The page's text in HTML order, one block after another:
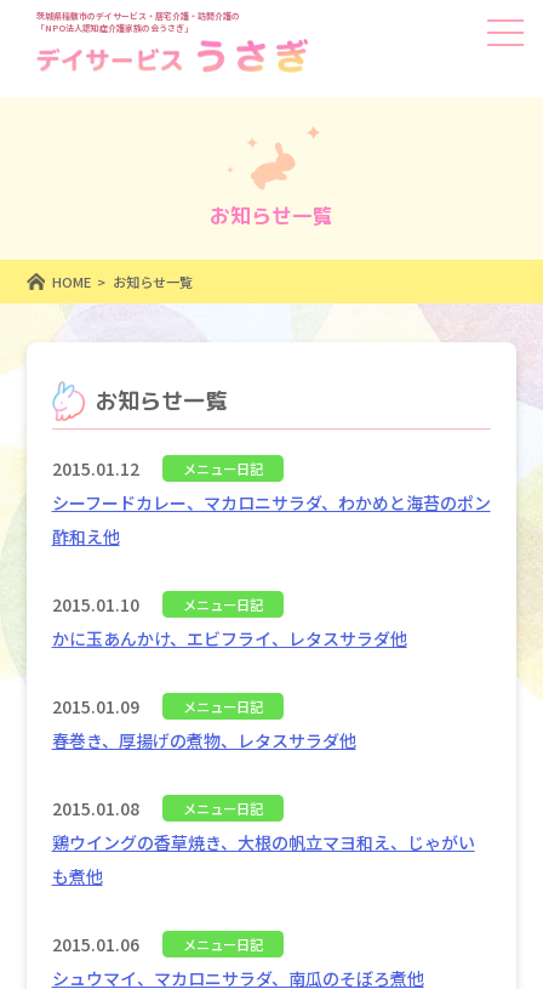
茨城県稲敷市のデイサービス・居宅介護・訪問介護の
「NPO法人認知症介護家族の会うさぎ」
お知らせ一覧
HOME お知らせ一覧
お知らせ一覧
2015.01.12 メニュー日記
シーフードカレー、マカロニサラダ、わかめと海苔のポン
酢和え他
2015.01.10 メニュー日記
かに玉あんかけ、エビフライ、レタスサラダ他
2015.01.09 メニュー日記
春巻き、厚揚げの煮物、レタスサラダ他
2015.01.08 メニュー日記
鶏ウイングの香草焼き、大根の帆立マヨ和え、じゃがい
も煮他
2015.01.06 メニュー日記
シュウマイ、マカロニサラダ、南瓜のそぼろ煮他